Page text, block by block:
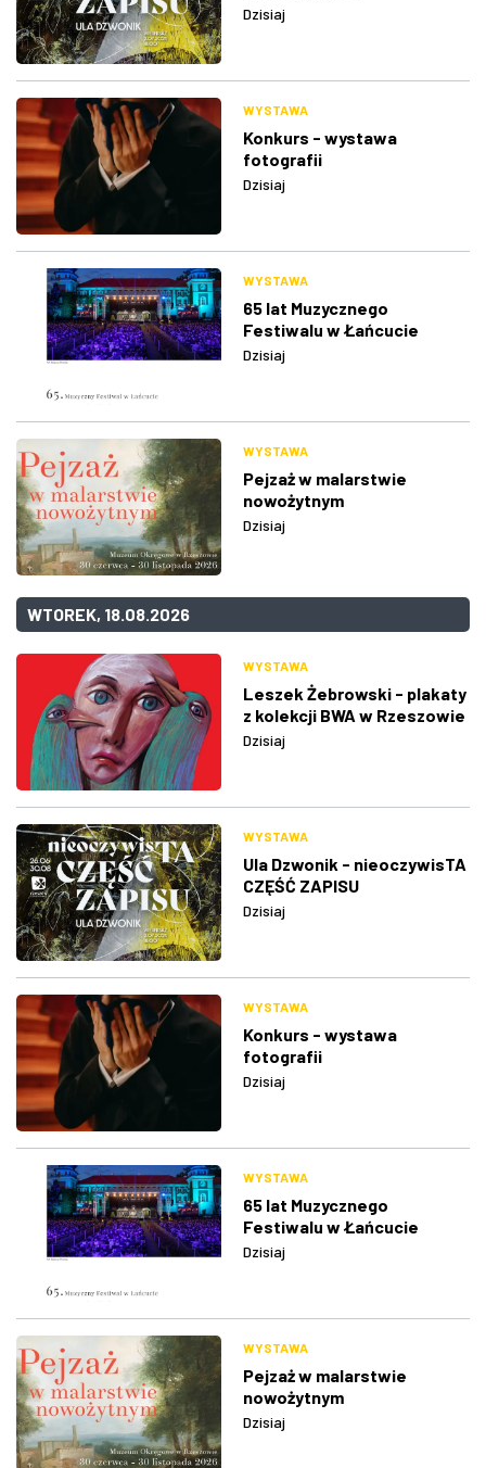
Dzisiaj
WYSTAWA
Konkurs - wystawa
fotografii
Dzisiaj
WYSTAWA
65 lat Muzycznego
Festiwalu w Łańcucie
Dzisiaj
WYSTAWA
Pejzaż w malarstwie
nowożytnym
Dzisiaj
WTOREK, 18.08.2026
WYSTAWA
Leszek Żebrowski - plakaty
z kolekcji BWA w Rzeszowie
Dzisiaj
WYSTAWA
Ula Dzwonik - nieoczywisTA
CZĘŚĆ ZAPISU
Dzisiaj
WYSTAWA
Konkurs - wystawa
fotografii
Dzisiaj
WYSTAWA
65 lat Muzycznego
Festiwalu w Łańcucie
Dzisiaj
WYSTAWA
Pejzaż w malarstwie
nowożytnym
Dzisiaj